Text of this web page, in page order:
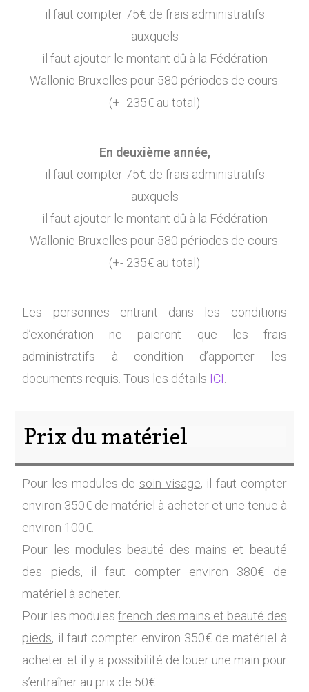
il faut compter 75€ de frais administratifs
auxquels
il faut ajouter le montant dû à la Fédération
Wallonie Bruxelles pour 580 périodes de cours.
(+- 235€ au total)
En deuxième année,
il faut compter 75€ de frais administratifs
auxquels
il faut ajouter le montant dû à la Fédération
Wallonie Bruxelles pour 580 périodes de cours.
(+- 235€ au total)
Les personnes entrant dans les conditions
d’exonération ne paieront que les frais
administratifs à condition d’apporter les
documents requis. Tous les détails ICI
Prix du matériel
Pour les modules de soin visage, il faut compter
environ 350€ de matériel à acheter et une tenue à
environ 100€.
Pour les modules beauté des mains et beauté
des pieds, il faut compter environ 380€ de
matériel à acheter.
Pour les modulesfrench des mains et beauté des
pieds, il faut compter environ 350€ de matériel à
acheter et il y a possibilité de louer une main pour
s’entraîner au prix de 50€.